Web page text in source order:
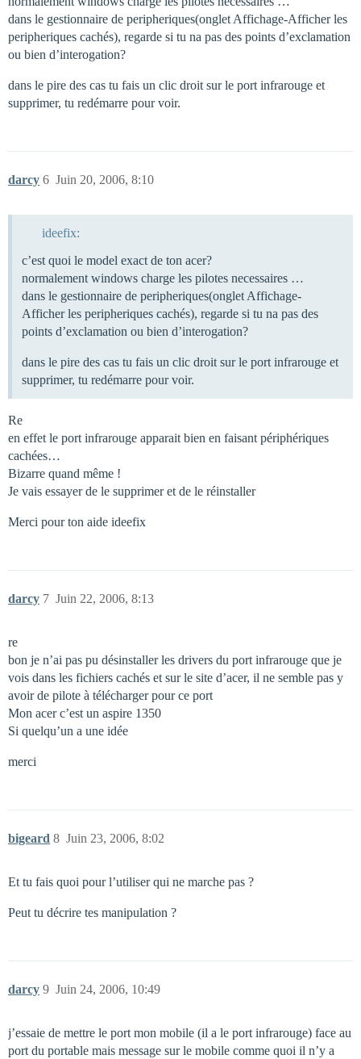
dans le gestionnaire de peripheriques(onglet Affichage-Afficher les
peripheriques cachés), regarde si tu na pas des points d’exclamation
ou bien d’interogation?
dans le pire des cas tu fais un clic droit sur le port infrarouge et
supprimer, tu redémarre pour voir.
darcy Juin 20, 2006, 8:10
6
ideefix:
c’est quoi le model exact de ton acer?
normalement windows charge les pilotes necessaires …
dans le gestionnaire de peripheriques(onglet Affichage-
Afficher les peripheriques cachés), regarde si tu na pas des
points d’exclamation ou bien d’interogation?
dans le pire des cas tu fais un clic droit sur le port infrarouge et
supprimer, tu redémarre pour voir.
Re
en effet le port infrarouge apparait bien en faisant périphériques
cachées…
Bizarre quand même !
Je vais essayer de le supprimer et de le réinstaller
Merci pour ton aide ideefix
darcy Juin 22, 2006, 8:13
7
re
bon je n’ai pas pu désinstaller les drivers du port infrarouge que je
vois dans les fichiers cachés et sur le site d’acer, il ne semble pas y
avoir de pilote à télécharger pour ce port
Mon acer c’est un aspire 1350
Si quelqu’un a une idée
merci
bigeard Juin 23, 2006, 8:02
8
Et tu fais quoi pour l’utiliser qui ne marche pas ?
Peut tu décrire tes manipulation ?
darcy Juin 24, 2006, 10:49
9
j’essaie de mettre le port mon mobile (il a le port infrarouge) face au
port du portable mais message sur le mobile comme quoi il n’y a